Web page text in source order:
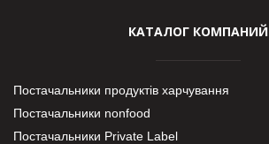
КАТАЛОГ КОМПАНИЙ
Постачальники продуктів харчування
Постачальники nonfood
Постачальники Private Label